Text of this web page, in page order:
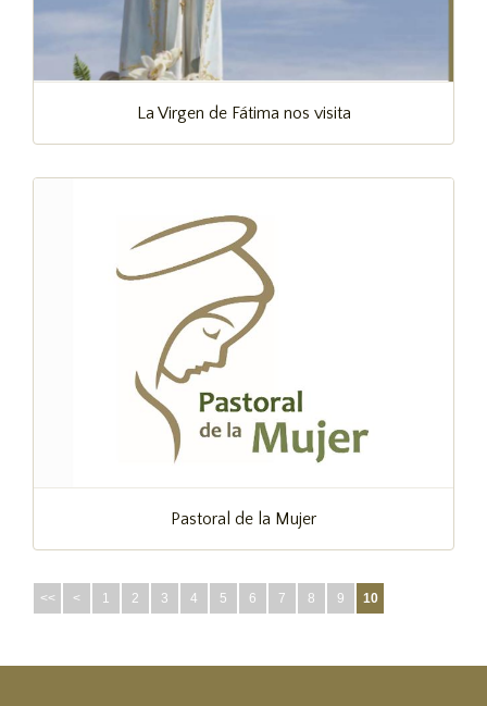
La Virgen de Fátima nos visita
Pastoral de la Mujer
<< < 1 2 3 4 5 6 7 8 9 10